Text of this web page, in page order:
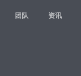
团队 资讯